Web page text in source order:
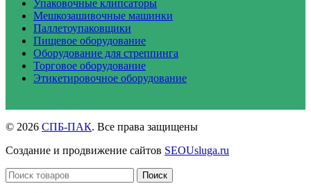
Упаковочные клипсаторы
Мешкозашивочные машинки
Паллетоупаковщики
Пищевое оборудование
Оборудование для стреппинга
Торговое оборудование
Этикетировочное оборудование
© 2026 СПБ-ПАК. Все права защищены
Создание и продвижение сайтов SEOUsluga.ru
Поиск